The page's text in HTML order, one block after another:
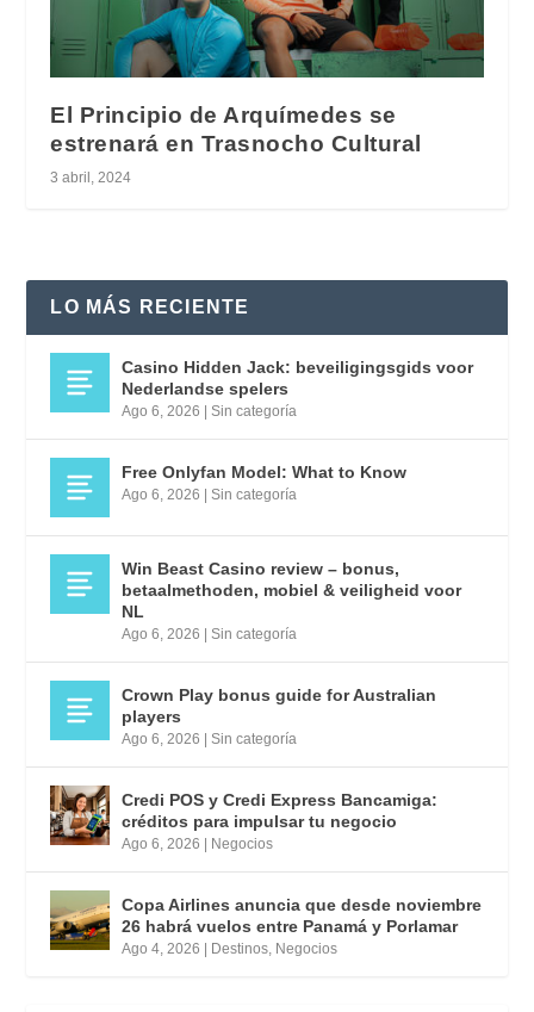
El Principio de Arquímedes se
estrenará en Trasnocho Cultural
3 abril, 2024
LO MÁS RECIENTE
Casino Hidden Jack: beveiligingsgids voor
Nederlandse spelers
Ago 6, 2026 |Sin categoría
Free Onlyfan Model: What to Know
Ago 6, 2026 |Sin categoría
Win Beast Casino review – bonus,
betaalmethoden, mobiel & veiligheid voor
NL
Ago 6, 2026 |Sin categoría
Crown Play bonus guide for Australian
players
Ago 6, 2026 |Sin categoría
Credi POS y Credi Express Bancamiga:
créditos para impulsar tu negocio
Ago 6, 2026 Negocios
Copa Airlines anuncia que desde noviembre
26 habrá vuelos entre Panamá y Porlamar
Ago 4, 2026 Destinos, Negocios